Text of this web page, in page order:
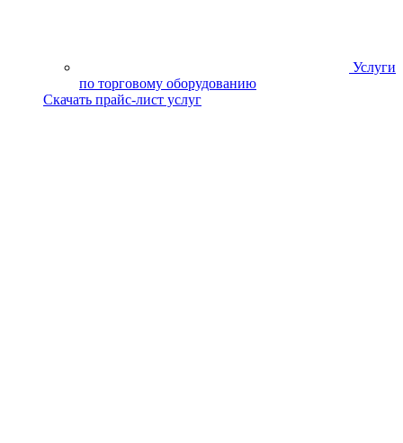
Услуги
по торговому оборудованию
Скачать прайс-лист услуг